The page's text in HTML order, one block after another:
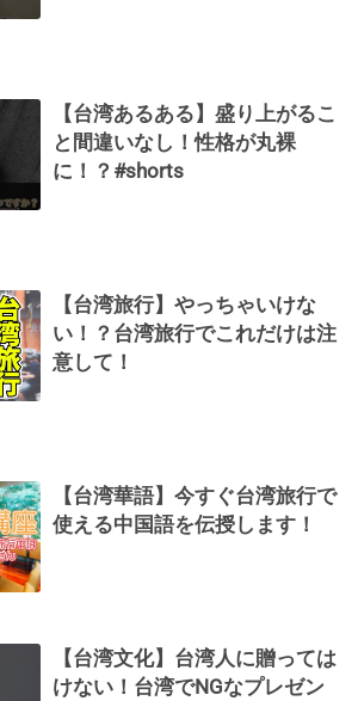
【台湾あるある】盛り上がるこ
と間違いなし！性格が丸裸
に！？#shorts
【台湾旅行】やっちゃいけな
い！？台湾旅行でこれだけは注
意して！
【台湾華語】今すぐ台湾旅行で
使える中国語を伝授します！
【台湾文化】台湾人に贈っては
けない！台湾でNGなプレゼン